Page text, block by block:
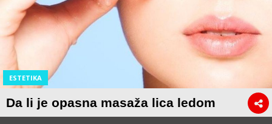
ESTETIKA
Da li je opasna masaža lica ledom